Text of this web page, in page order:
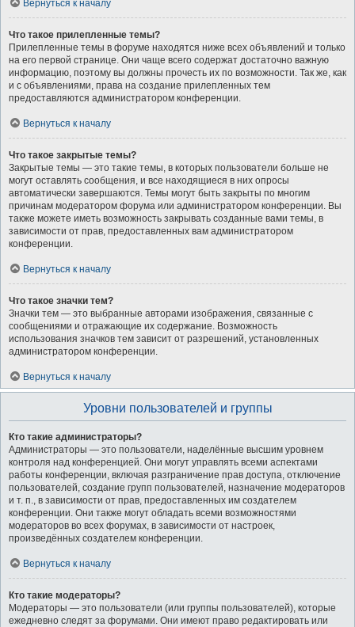
Вернуться к началу
Что такое прилепленные темы?
Прилепленные темы в форуме находятся ниже всех объявлений и только
на его первой странице. Они чаще всего содержат достаточно важную
информацию, поэтому вы должны прочесть их по возможности. Так же, как
и с объявлениями, права на создание прилепленных тем
предоставляются администратором конференции.
Вернуться к началу
Что такое закрытые темы?
Закрытые темы — это такие темы, в которых пользователи больше не
могут оставлять сообщения, и все находящиеся в них опросы
автоматически завершаются. Темы могут быть закрыты по многим
причинам модератором форума или администратором конференции. Вы
также можете иметь возможность закрывать созданные вами темы, в
зависимости от прав, предоставленных вам администратором
конференции.
Вернуться к началу
Что такое значки тем?
Значки тем — это выбранные авторами изображения, связанные с
сообщениями и отражающие их содержание. Возможность
использования значков тем зависит от разрешений, установленных
администратором конференции.
Вернуться к началу
Уровни пользователей и группы
Кто такие администраторы?
Администраторы — это пользователи, наделённые высшим уровнем
контроля над конференцией. Они могут управлять всеми аспектами
работы конференции, включая разграничение прав доступа, отключение
пользователей, создание групп пользователей, назначение модераторов
и т. п., в зависимости от прав, предоставленных им создателем
конференции. Они также могут обладать всеми возможностями
модераторов во всех форумах, в зависимости от настроек,
произведённых создателем конференции.
Вернуться к началу
Кто такие модераторы?
Модераторы — это пользователи (или группы пользователей), которые
ежедневно следят за форумами. Они имеют право редактировать или